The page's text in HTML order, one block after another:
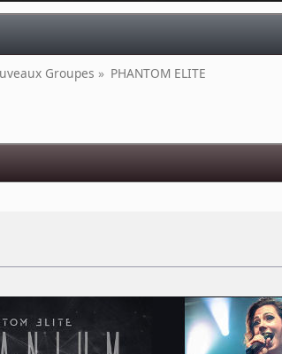
Groupes » PHANTOM ELITE